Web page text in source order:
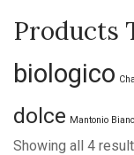
Products
biologico
dolce Mantonio
Showing all 4